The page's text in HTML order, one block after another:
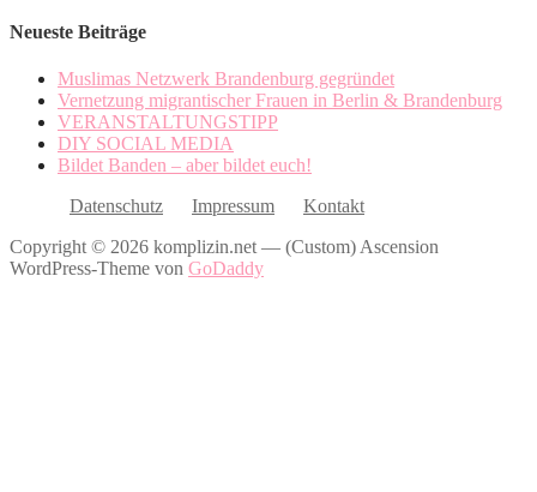
Neueste Beiträge
Muslimas Netzwerk Brandenburg gegründet
Vernetzung migrantischer Frauen in Berlin & Brandenburg
VERANSTALTUNGSTIPP
DIY SOCIAL MEDIA
Bildet Banden – aber bildet euch!
Datenschutz
Impressum
Kontakt
Copyright © 2026 komplizin.net — (Custom) Ascension
WordPress-Theme von GoDaddy